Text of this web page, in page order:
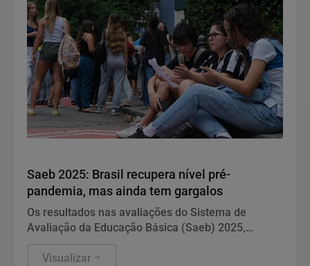
Saeb 2025: Brasil recupera nível pré-
pandemia, mas ainda tem gargalos
Os resultados nas avaliações do Sistema de
Avaliação da Educação Básica (Saeb) 2025,
Educação (MEC), em Brasília, mostram que, apesar
Visualizar